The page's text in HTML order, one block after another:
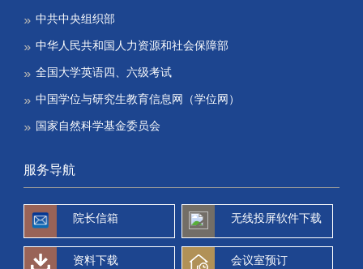
中共中央组织部
中华人民共和国人力资源和社会保障部
全国大学英语四、六级考试
中国学位与研究生教育信息网（学位网）
国家自然科学基金委员会
服务导航
院长信箱 无线投屏软件下载
资料下载 会议室预订